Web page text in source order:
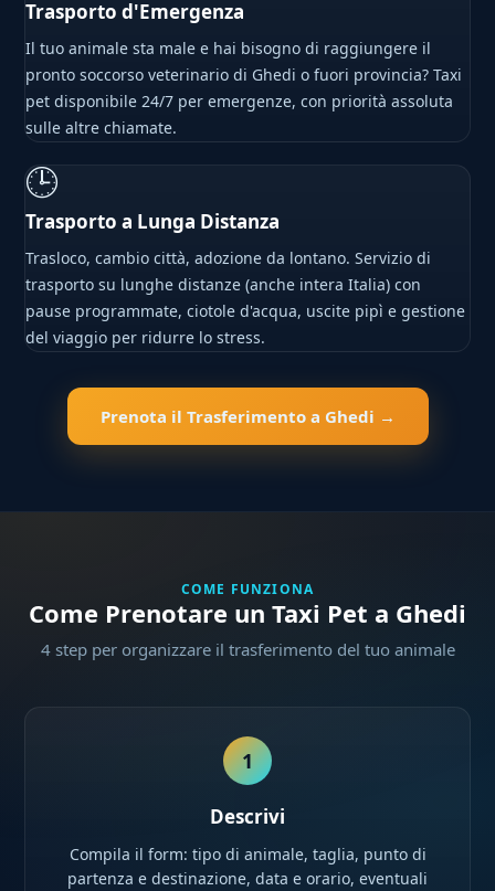
Trasporto d'Emergenza
Il tuo animale sta male e hai bisogno di raggiungere il
pronto soccorso veterinario di Ghedi o fuori provincia? Taxi
pet disponibile 24/7 per emergenze, con priorità assoluta
sulle altre chiamate.
🕒
Trasporto a Lunga Distanza
Trasloco, cambio città, adozione da lontano. Servizio di
trasporto su lunghe distanze (anche intera Italia) con
pause programmate, ciotole d'acqua, uscite pipì e gestione
del viaggio per ridurre lo stress.
Prenota il Trasferimento a Ghedi →
COME FUNZIONA
Come Prenotare un Taxi Pet a Ghedi
4 step per organizzare il trasferimento del tuo animale
1
Descrivi
Compila il form: tipo di animale, taglia, punto di
partenza e destinazione, data e orario, eventuali